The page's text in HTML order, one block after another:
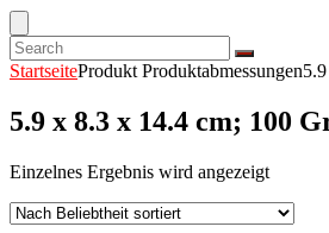
StartseiteProdukt Produktabmessungen
5.9 x 8.3 x 14.4 cm; 100
Einzelnes Ergebnis wird angezeigt